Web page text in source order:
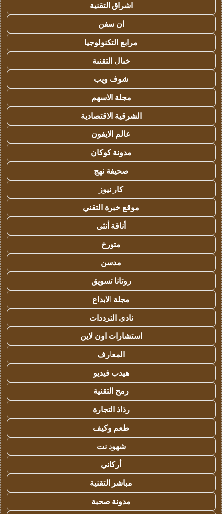
اشراق التقنية
ان سفن
مرابع التكنولوجيا
خيال التقنية
شوف ويب
مجلة الاسهم
الشرقية الاقتصادية
عالم الايفون
مدونة كوكان
صحيفة نهج
كار نيوز
موقع خبرة التقني
أناقة أنثى
متورخ
مدسن
روتانا تسويق
مجلة الابداع
نادي الترددات
استشارات اون لاين
المعارف
هيدب فيديو
رمح التقنية
رذاذ التجارة
طعم وكيف
شهود نت
أركاني
مباشر التقنية
مدونة صحبة